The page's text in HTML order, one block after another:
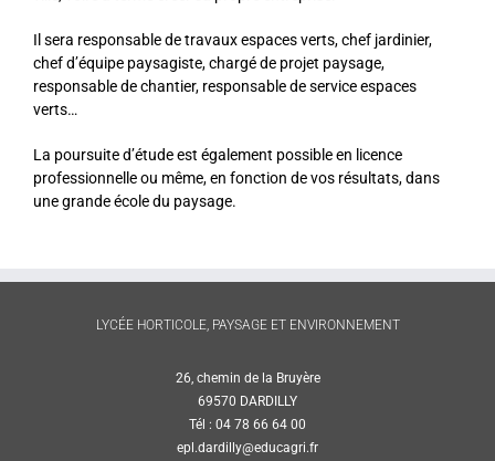
Il sera responsable de travaux espaces verts, chef jardinier,
chef d’équipe paysagiste, chargé de projet paysage,
responsable de chantier, responsable de service espaces
verts…
La poursuite d’étude est également possible en licence
professionnelle ou même, en fonction de vos résultats, dans
une grande école du paysage.
LYCÉE HORTICOLE, PAYSAGE ET ENVIRONNEMENT
26, chemin de la Bruyère
69570 DARDILLY
Tél : 04 78 66 64 00
epl.dardilly@educagri.fr